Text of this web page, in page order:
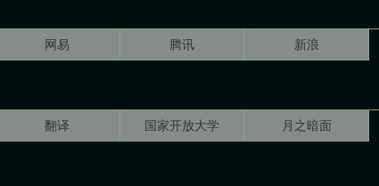
网易 腾讯 新浪
翻译 国家开放大学 月之暗面